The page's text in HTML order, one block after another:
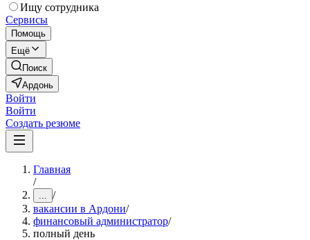
Ищу сотрудника
Сервисы
Помощь
Ещё
Поиск
Ардонь
Войти
Войти
Создать резюме
Главная
/
... /
вакансии в Ардони/
финансовый администратор/
полный день